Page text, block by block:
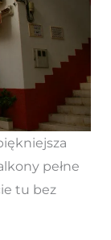
pełne
tu bez